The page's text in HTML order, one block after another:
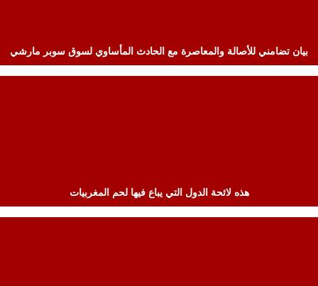
بيان تضامني للأصالة والمعاصرة مع الحادث المأساوي لسوق سوبر مارشي
هذه لائحة الدول التي يباع فيها لحم المغربيات